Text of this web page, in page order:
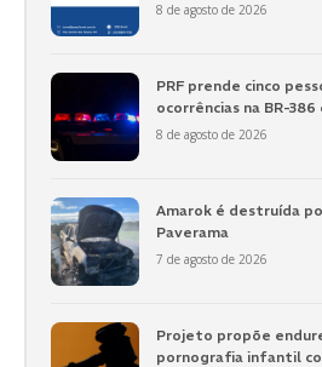
8 de agosto de 2026
PRF prende cinco
ocorrências na BR-386
8 de agosto de 2026
Amarok é destruída
Paverama
7 de agosto de 2026
Projeto propõe
pornografia infantil